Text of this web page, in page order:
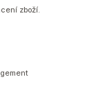
zboží.